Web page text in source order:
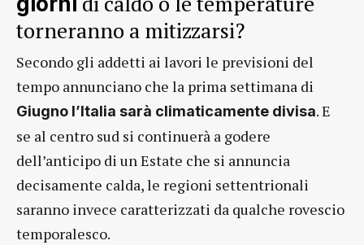
torneranno a mitizzarsi?
Secondo gli addetti ai lavori le previsioni del
tempo annunciano che la prima settimana di
Giugno l’Italia sarà climaticamente divisa. E
se al centro sud si continuerà a godere
dell’anticipo di un Estate che si annuncia
decisamente calda, le regioni settentrionali
saranno invece caratterizzati da qualche rovescio
temporalesco.